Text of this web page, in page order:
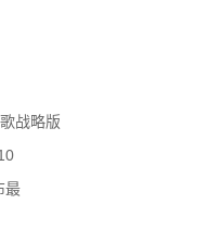
战略版
最